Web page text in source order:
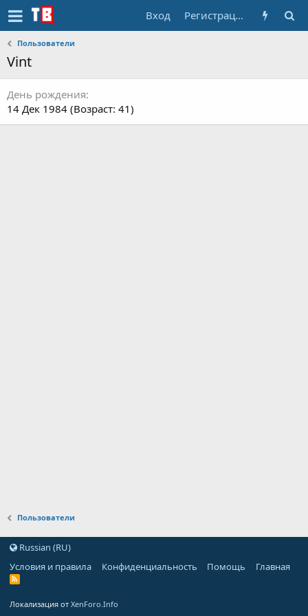
Вход Регистрация
Пользователи
Vint
День рождения
14 Дек 1984 (Возраст: 41)
Пользователи
Russian (RU)
Условия и правила
Конфиденциальность Помощь Главная
Локализация от XenForo.Info